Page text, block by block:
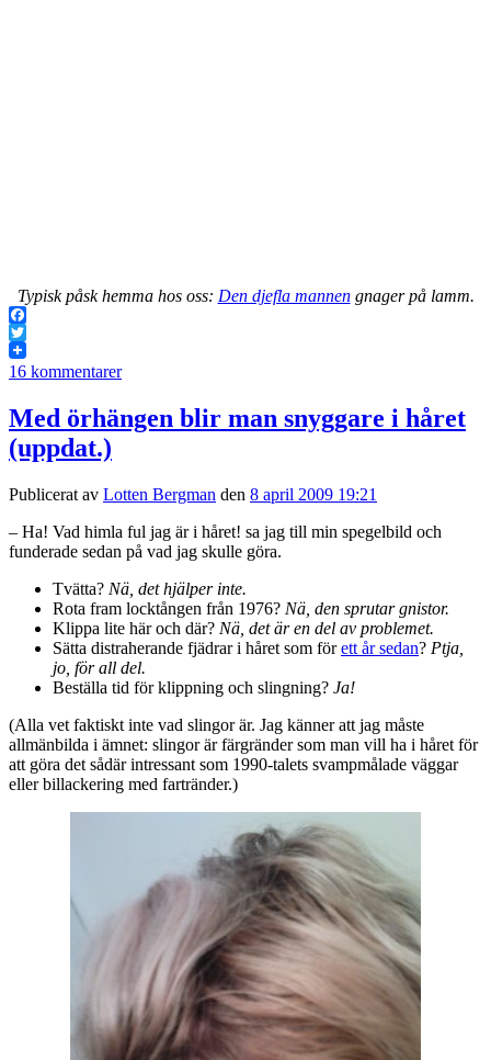
Typisk påsk hemma hos oss: Den djefla mannengnager på lamm.
Facebook
Twitter
16 kommentarer
Med örhängen blir man snyggare i håret
(uppdat.)
Publicerat av Lotten Bergman den 8 april 2009 19:21
– Ha! Vad himla ful jag är i håret! sa jag till min spegelbild och
funderade sedan på vad jag skulle göra.
Tvätta? Nä, det hjälper inte.
Rota fram locktången från 1976? Nä, den sprutar gnistor.
Klippa lite här och där? Nä, det är en del av problemet.
Sätta distraherande fjädrar i håret som förett år sedan? Ptja,
jo, för all del.
Beställa tid för klippning och slingning? Ja!
(Alla vet faktiskt inte vad slingor är. Jag känner att jag måste
allmänbilda i ämnet: slingor är färgränder som man vill ha i håret för
att göra det sådär intressant som 1990-talets svampmålade väggar
eller billackering med fartränder.)